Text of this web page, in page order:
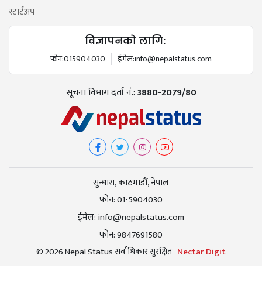
स्टार्टअप
विज्ञापनको लागि:
फोन:015904030 ईमेल:info@nepalstatus.com
सूचना विभाग दर्ता नं.:3880-2079/80
सुन्धारा, काठमाडौँ, नेपाल
फोन:01-5904030
ईमेल: info@nepalstatus.com
फोन:9847691580
© 2026 Nepal Status सर्वाधिकार सुरक्षित Nectar Digit